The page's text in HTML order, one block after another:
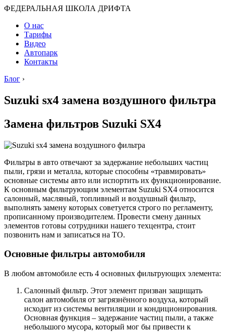
ФЕДЕРАЛЬНАЯ ШКОЛА ДРИФТА
О нас
Тарифы
Видео
Автопарк
Контакты
Блог ›
Suzuki sx4 замена воздушного фильтра
Замена фильтров Suzuki SX4
Фильтры в авто отвечают за задержание небольших частиц
пыли, грязи и металла, которые способны «травмировать»
основные системы авто или испортить их функционирование.
К основным фильтрующим элементам Suzuki SX4 относится
салонный, масляный, топливный и воздушный фильтр,
выполнять замену которых советуется строго по регламенту,
прописанному производителем. Провести смену данных
элементов готовы сотрудники нашего техцентра, стоит
позвонить нам и записаться на ТО.
Основные фильтры автомобиля
В любом автомобиле есть 4 основных фильтрующих элемента:
Салонный фильтр. Этот элемент призван защищать
салон автомобиля от загрязнённого воздуха, который
исходит из системы вентиляции и кондиционирования.
Основная функция – задержание частиц пыли, а также
небольшого мусора, который мог бы привести к